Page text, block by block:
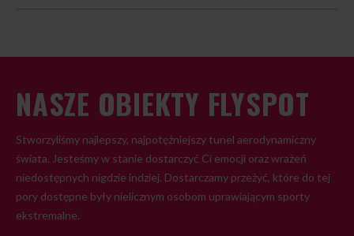
NASZE OBIEKTY FLYSPOT
Stworzyliśmy najlepszy, najpotężniejszy tunel aerodynamiczny
świata. Jesteśmy w stanie dostarczyć Ci emocji oraz wrażeń
niedostępnych nigdzie indziej. Dostarczamy przeżyć, które do tej
pory dostępne były nielicznym osobom uprawiającym sporty
ekstremalne.